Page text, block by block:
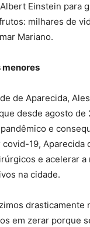
Einstein para
milhares de
Mariano.
menores
de Aparecida,
desde agosto de
e
19, Aparecida
e acelerar a
na cidade.
drasticamente
em zerar porque